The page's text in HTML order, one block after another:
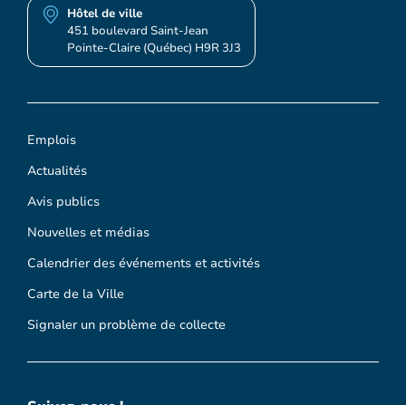
Emplois
Actualités
Avis publics
Nouvelles et médias
Calendrier des événements et activités
Carte de la Ville
Signaler un problème de collecte
Hôtel de ville
451 boulevard Saint-Jean
Pointe-Claire (Québec) H9R 3J3